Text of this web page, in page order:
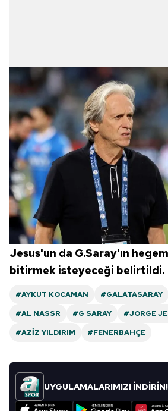
Jesus'un da G.Saray'ın
bitirmek isteyeceği belirtildi.
#AYKUT KOCAMAN #GALATASARAY
#AL NASSR
#G SARAY
#JORGE
#AZIZ YILDIRIM
#FENERBAHÇE
UYGULAMALARIMIZI İNDİRİN!